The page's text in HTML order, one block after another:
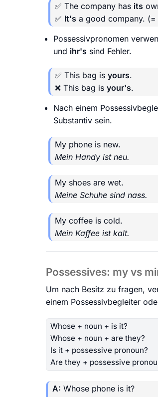
✅ The company has its
✅ It's a good company. (=
Possessivpronomen
und ihr's sind Fehler.
✅ This bag is yours.
❌ This bag is your's.
Nach einem
Substantiv sein.
My phone is new.
Mein Handy ist neu.
My shoes are wet.
Meine Schuhe sind nass.
My coffee is cold.
Mein Kaffee ist kalt.
Possessives: my vs
Um nach Besitz zu fragen,
einem Possessivbegleiter
Whose + noun + is it?
Whose + noun + are they?
Is it + possessive pronoun?
Are they + possessive
A: Whose phone is it?